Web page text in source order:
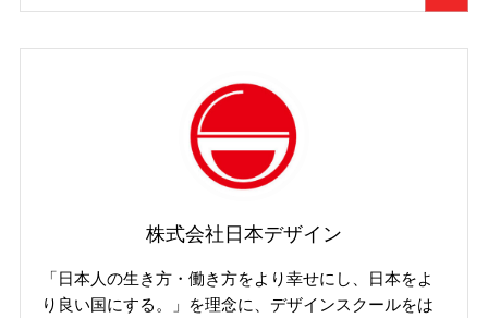
株式会社日本デザイン
「日本人の生き方・働き方をより幸せにし、日本をよ
り良い国にする。」を理念に、デザインスクールをは